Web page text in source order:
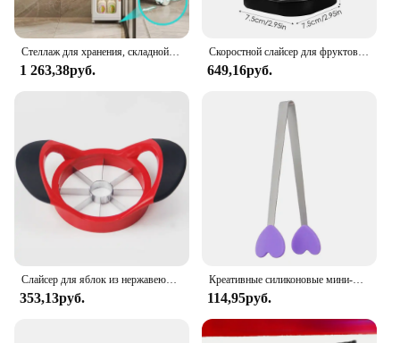
Стеллаж для хранения, складной плотный шкаф для хранения, подходящий для небольшого пространства, ванной комнаты, гостиной, спальни, белый
1 263,38руб.
Скоростной слайсер для фруктов и овощей с нажимной пластиной, ручной резак для чашек, портативный инструмент для нарезки бананов, клубники, кухонные аксессуары
649,16руб.
Слайсер для яблок из нержавеющей стали Apple Corerpeelerfruit Cuttersuper Sharp Apple Knifemultifunctional Кухонные инструменты
353,13руб.
Креативные силиконовые мини-Щипцы из нержавеющей стали для закусок, Нескользящие ручки, клипса для барбекю, хлеба, льда, кухонные аксессуары, барбекю
114,95руб.